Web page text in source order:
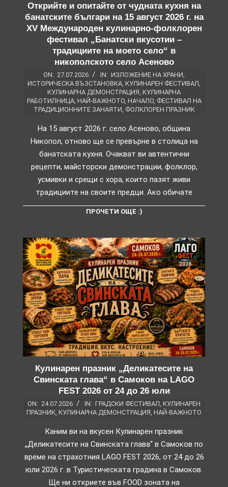
Открийте и опитайте от чудната кухня на
банатските българи на 15 август 2026 г. на
XV Международен кулинарно-фолклорен
фестивал „Банатски вкусотии –
традициите на моето село“ в
никополското село Асеново
ON: 27.07.2026 IN: ИЗЛОЖЕНИЕ НА ХРАНИ
ИСТОРИЧЕСКА ВЪЗСТАНОВКА КУЛИНАРЕН ФЕСТИВАЛ
КУЛИНАРНА ДЕМОНСТРАЦИЯ КУЛИНАРНА
РАБОТИЛНИЦА, НАЙ-ВАЖНОТО, НАЧАЛО, ФЕСТИВАЛ НА
ТРАДИЦИОННИТЕ ЗАНАЯТИ ФОЛКЛОРЕН ПРАЗНИК
На 15 август 2026 г. село Асеново, община
Никопол, отново ще се превърне в столица на
банатската кухня. Очакват ви автентични
рецепти, майсторски демонстрации, фолклор,
усмивки и срещи с хора, които пазят живи
традициите на своите предци. Ако обичате
ПРОЧЕТИ ОЩЕ :)
Кулинарен празник „Деликатесите на
Свинската глава“ в Самоков на LAGO
FEST 2026 от 24 до 26 юли
ON: 24.07.2026 IN: ГРАДСКИ ФЕСТИВАЛ, КУЛИНАРЕН
ПРАЗНИК, КУЛИНАРНА ДЕМОНСТРАЦИЯ, НАЙ-ВАЖНОТО
Каним ви на вкусен Кулинарен празник
„Деликатесите на Свинската глава“ в Самоков по
време на страхотния LAGO FEST 2026, от 24 до 26
юли 2026 г. в Туристическата градина в Самоков.
Ще ни откриете във FOOD зоната на